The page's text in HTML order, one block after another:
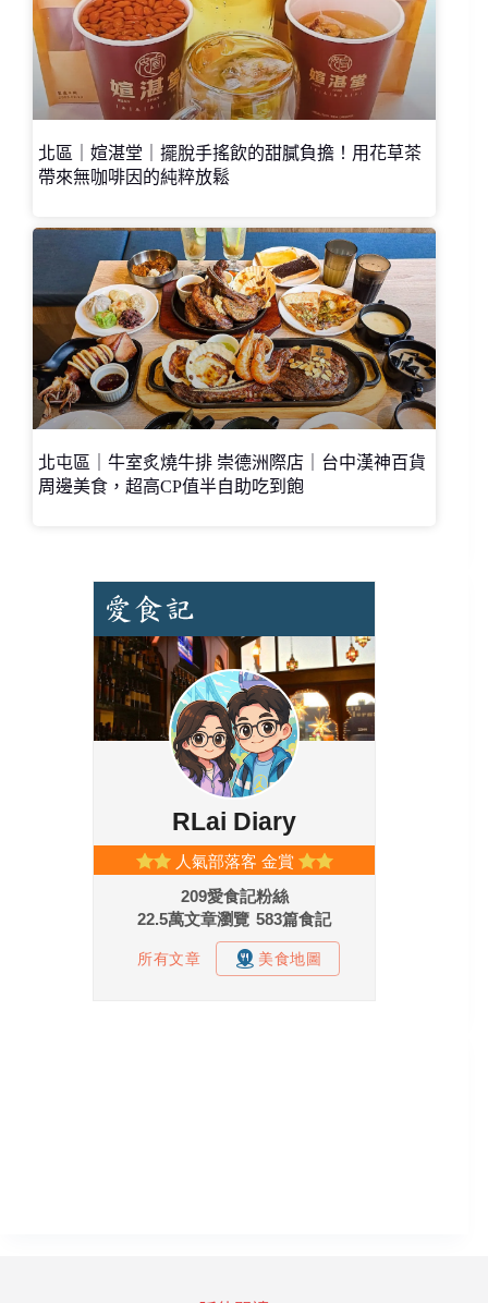
北區｜媗湛堂｜擺脫手搖飲的甜膩負擔！用花草茶
帶來無咖啡因的純粹放鬆
北屯區｜牛室炙燒牛排 崇德洲際店｜台中漢神百貨
周邊美食，超高CP值半自助吃到飽